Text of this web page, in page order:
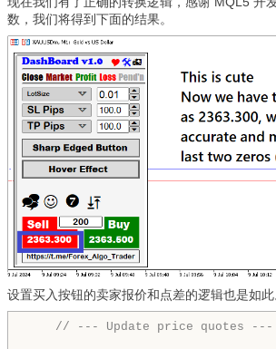
数，我们将得到下面的结果。
设置买入按钮的卖家报价和点差的逻辑也是如
// --- Update price quotes ---